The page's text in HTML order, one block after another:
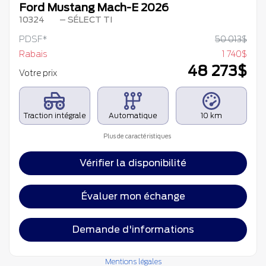
Ford Mustang Mach-E 2026
10324 – SÉLECT TI
PDSF* 50 013$
Rabais
1 740$
Votre prix
48 273$
Traction intégrale Automatique 10 km
Plus de caractéristiques
Vérifier la disponibilité
Évaluer mon échange
Demande d'informations
Mentions légales